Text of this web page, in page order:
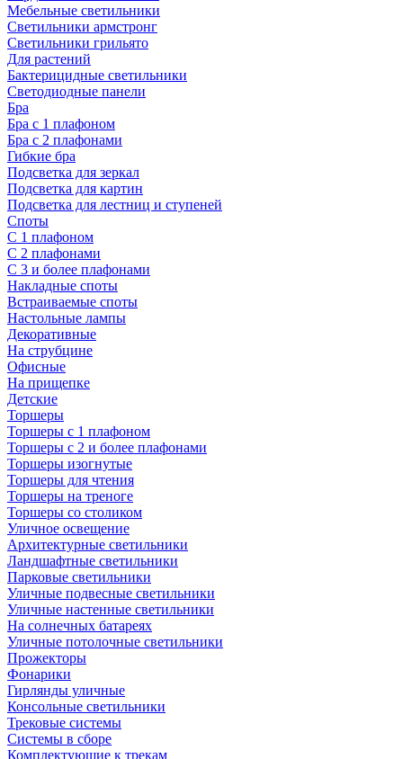
Мебельные светильники
Светильники армстронг
Светильники грильято
Для растений
Бактерицидные светильники
Светодиодные панели
Бра
Бра с 1 плафоном
Бра с 2 плафонами
Гибкие бра
Подсветка для зеркал
Подсветка для картин
Подсветка для лестниц и ступеней
Споты
С 1 плафоном
С 2 плафонами
С 3 и более плафонами
Накладные споты
Встраиваемые споты
Настольные лампы
Декоративные
На струбцине
Офисные
На прищепке
Детские
Торшеры
Торшеры с 1 плафоном
Торшеры с 2 и более плафонами
Торшеры изогнутые
Торшеры для чтения
Торшеры на треноге
Торшеры со столиком
Уличное освещение
Архитектурные светильники
Ландшафтные светильники
Парковые светильники
Уличные подвесные светильники
Уличные настенные светильники
На солнечных батареях
Уличные потолочные светильники
Прожекторы
Фонарики
Гирлянды уличные
Консольные светильники
Трековые системы
Системы в сборе
Комплектующие к трекам